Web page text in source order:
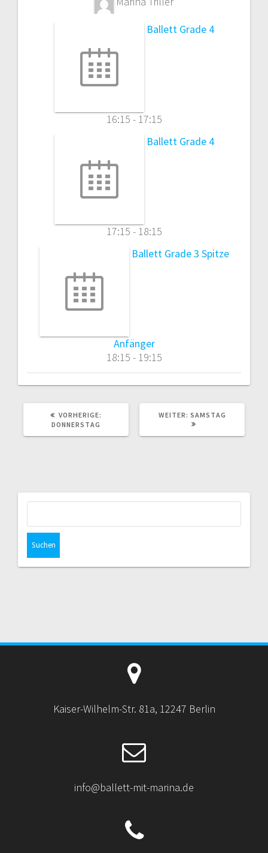
Ballett Grade 4
16:15 - 17:15
Ballett Grade 4
17:15 - 18:15
Ballett Grade 3 Spitze
Anfänger
18:15 - 19:15
VORHERIGE:
DONNERSTAG
WEITER: NÄCHSTER
BEITRAG:
SAMSTAG
Kaiser-Wilhelm-Str. 81a, 12247 Berlin
info@ballett-mit-marina.de